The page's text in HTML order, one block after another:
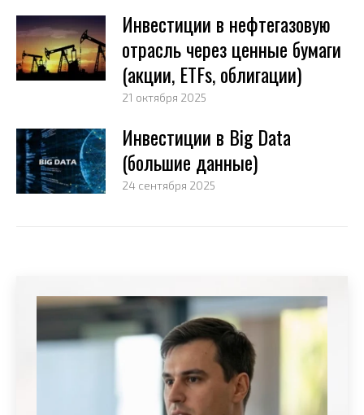
Инвестиции в нефтегазовую
отрасль через ценные бумаги
(акции, ETFs, облигации)
21 октября 2025
Инвестиции в Big Data
(большие данные)
24 сентября 2025